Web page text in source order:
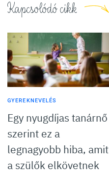
Kapcsolódó cikk
GYEREKNEVELÉS
Egy nyugdíjas tanárnő
szerint ez a
legnagyobb hiba, amit
a szülők elkövetnek